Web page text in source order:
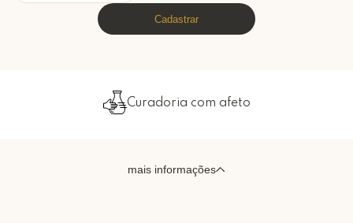
Cadastrar
Curadoria com afeto
mais informações